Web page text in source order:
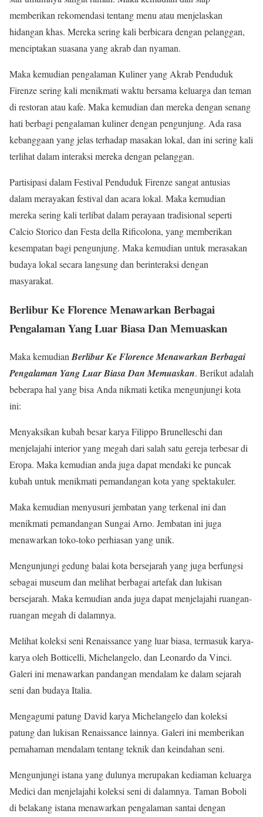
memberikan rekomendasi tentang menu atau menjelaskan
hidangan khas. Mereka sering kali berbicara dengan pelanggan,
menciptakan suasana yang akrab dan nyaman.
Maka kemudian pengalaman Kuliner yang Akrab Penduduk
Firenze sering kali menikmati waktu bersama keluarga dan teman
di restoran atau kafe. Maka kemudian dan mereka dengan senang
hati berbagi pengalaman kuliner dengan pengunjung. Ada rasa
kebanggaan yang jelas terhadap masakan lokal, dan ini sering kali
terlihat dalam interaksi mereka dengan pelanggan.
Partisipasi dalam Festival Penduduk Firenze sangat antusias
dalam merayakan festival dan acara lokal. Maka kemudian
mereka sering kali terlibat dalam perayaan tradisional seperti
Calcio Storico dan Festa della Rificolona, yang memberikan
kesempatan bagi pengunjung. Maka kemudian untuk merasakan
budaya lokal secara langsung dan berinteraksi dengan
masyarakat.
Berlibur Ke Florence Menawarkan Berbagai
Pengalaman Yang Luar Biasa Dan Memuaskan
Maka kemudianBerlibur Ke Florence Menawarkan Berbagai
Pengalaman Yang Luar Biasa Dan Memuaskan. Berikut adalah
beberapa hal yang bisa Anda nikmati ketika mengunjungi kota
ini:
Menyaksikan kubah besar karya Filippo Brunelleschi dan
menjelajahi interior yang megah dari salah satu gereja terbesar di
Eropa. Maka kemudian anda juga dapat mendaki ke puncak
kubah untuk menikmati pemandangan kota yang spektakuler.
Maka kemudian menyusuri jembatan yang terkenal ini dan
menikmati pemandangan Sungai Arno. Jembatan ini juga
menawarkan toko-toko perhiasan yang unik.
Mengunjungi gedung balai kota bersejarah yang juga berfungsi
sebagai museum dan melihat berbagai artefak dan lukisan
bersejarah. Maka kemudian anda juga dapat menjelajahi ruangan-
ruangan megah di dalamnya.
Melihat koleksi seni Renaissance yang luar biasa, termasuk karya-
karya oleh Botticelli, Michelangelo, dan Leonardo da Vinci.
Galeri ini menawarkan pandangan mendalam ke dalam sejarah
seni dan budaya Italia.
Mengagumi patung David karya Michelangelo dan koleksi
patung dan lukisan Renaissance lainnya. Galeri ini memberikan
pemahaman mendalam tentang teknik dan keindahan seni.
Mengunjungi istana yang dulunya merupakan kediaman keluarga
Medici dan menjelajahi koleksi seni di dalamnya. Taman Boboli
di belakang istana menawarkan pengalaman santai dengan